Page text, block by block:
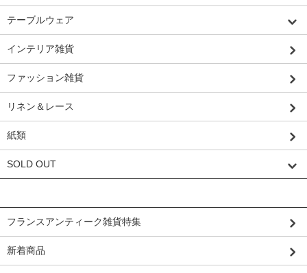
テーブルウェア
インテリア雑貨
ファッション雑貨
リネン＆レース
紙類
SOLD OUT
フランスアンティーク雑貨特集
新着商品